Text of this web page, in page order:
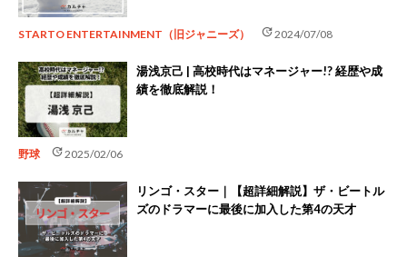
STARTO ENTERTAINMENT（旧ジャニーズ） update2024/07/08
湯浅京己 | 高校時代はマネージャー!? 経歴や成
績を徹底解説！
野球 update2025/02/06
リンゴ・スター｜【超詳細解説】ザ・ビートル
ズのドラマーに最後に加入した第4の天才